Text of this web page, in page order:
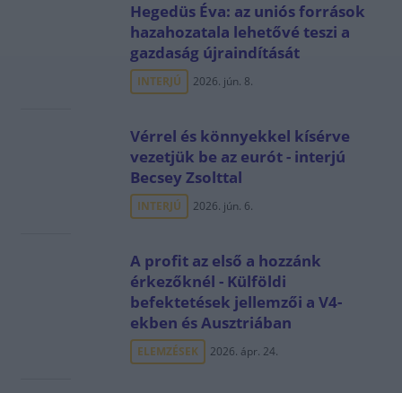
Hegedüs Éva: az uniós források
hazahozatala lehetővé teszi a
gazdaság újraindítását
INTERJÚ 2026. jún. 8.
Vérrel és könnyekkel kísérve
vezetjük be az eurót - interjú
Becsey Zsolttal
INTERJÚ 2026. jún. 6.
A profit az első a hozzánk
érkezőknél - Külföldi
befektetések jellemzői a V4-
ekben és Ausztriában
ELEMZÉSEK 2026. ápr. 24.